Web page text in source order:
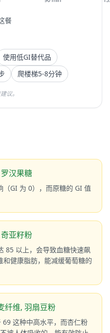
餐
使用低GI替代品
爬楼梯5-8分钟
议。
汉果糖
GI 为 0），而原糖的 GI 值
亚籽粉
85 以上，会导致血糖快速飙
健康脂肪，能减缓葡萄糖的
纤维, 羽扇豆粉
这种中高水平，而杏仁粉